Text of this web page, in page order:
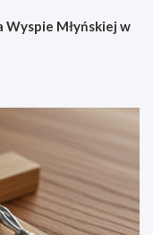
Wyspie Młyńskiej w